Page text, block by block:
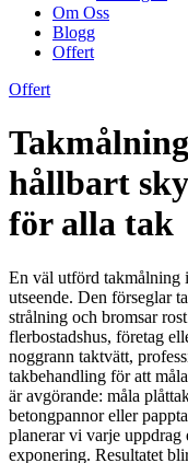
Om Oss
Blogg
Offert
Offert
hållbart
för alla tak
En väl utförd takmålning
utseende. Den förseglar
strålning och bromsar
flerbostadshus, företag
noggrann taktvätt,
takbehandling för att
är avgörande: måla
betongpannor eller
planerar vi varje
exponering. Resultatet